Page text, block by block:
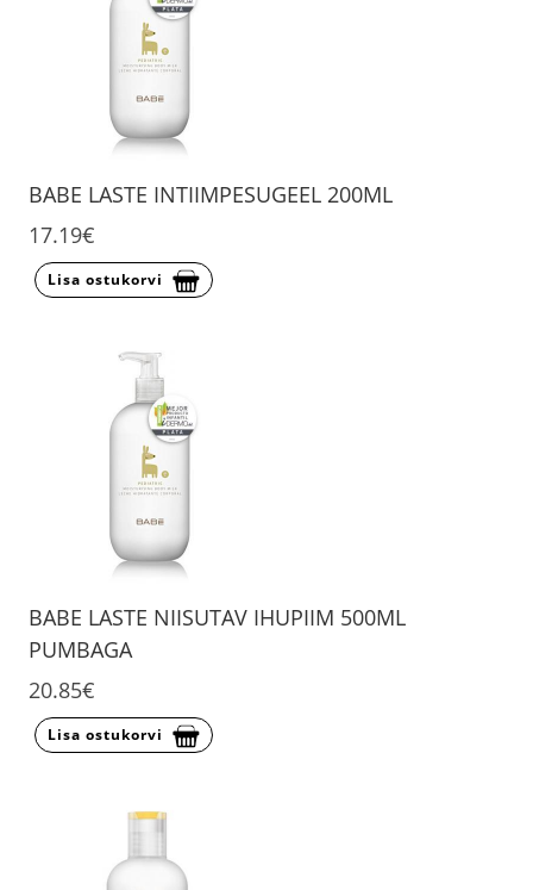
BABE LASTE INTIIMPESUGEEL 200ML
17.19€
Lisa ostukorvi
BABE LASTE NIISUTAV IHUPIIM 500ML
PUMBAGA
20.85€
Lisa ostukorvi